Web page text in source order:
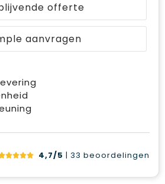
offerte
aanvragen
4,7/5 | 33 beoordelingen